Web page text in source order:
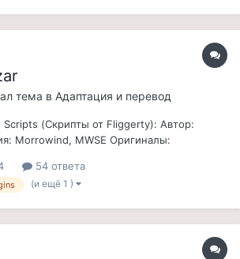
тема в Адаптация и перевод
(Скрипты от Fliggerty): Автор:
Morrowind, MWSE Оригиналы:
54 ответа
(и ещё 1 )